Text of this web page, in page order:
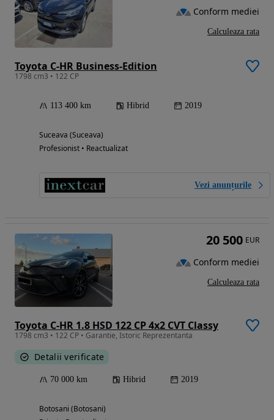
Toyota C-HR Business-Edition
1798 cm3 • 122 CP
113 400 km Hibrid 2019
Suceava (Suceava)
Profesionist • Reactualizat
Vezi anunțurile
Conform mediei
Calculeaza rata
Toyota C-HR 1.8 HSD 122 CP 4x2 CVT Classy
1798 cm3 • 122 CP • Garantie, Istoric Reprezentanta
Detalii verificate
70 000 km Hibrid 2019
Botosani (Botosani)
20 500 EUR
Conform mediei
Calculeaza rata